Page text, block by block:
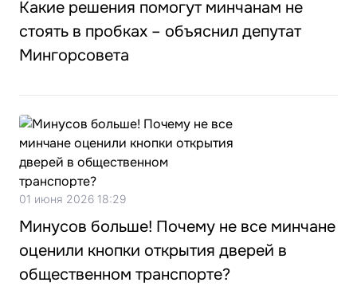
Какие решения помогут минчанам не
стоять в пробках – объяснил депутат
Мингорсовета
01 июня 2026 18:29
Минусов больше! Почему не все минчане
оценили кнопки открытия дверей в
общественном транспорте?